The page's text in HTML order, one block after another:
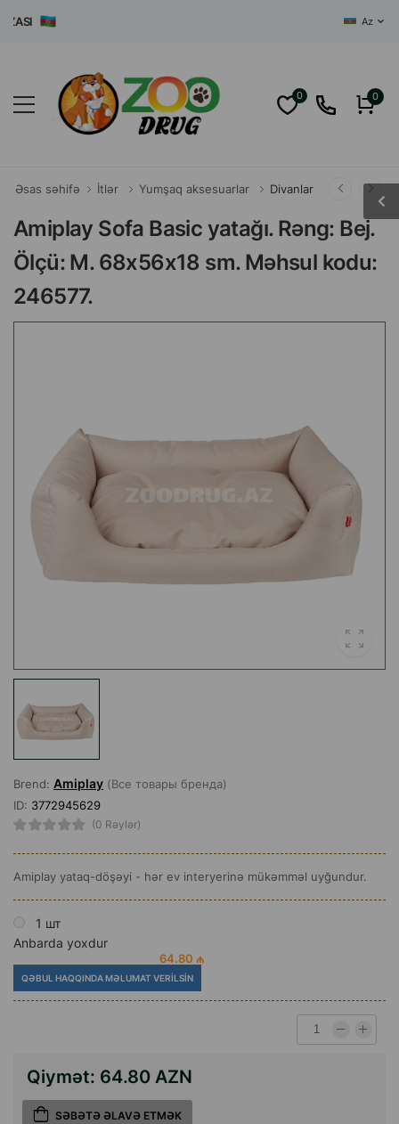
Az
0 0
Əsas səhifə İtlər Yumşaq aksesuarlar Divanlar
Amiplay Sofa Basic yatağı. Rəng: Bej.
Ölçü: M. 68x56x18 sm. Məhsul kodu:
246577.
Brend: Amiplay (Все товары бренда)
ID: 3772945629
(0 Rəylər)
Amiplay yataq-döşəyi - hər ev interyerinə mükəmməl uyğundur.
1 шт
Anbarda yoxdur
64.80 ₼
QƏBUL HAQQINDA MƏLUMAT VERILSIN
Qiymət: 64.80 AZN
SƏBƏTƏ ƏLAVƏ ETMƏK